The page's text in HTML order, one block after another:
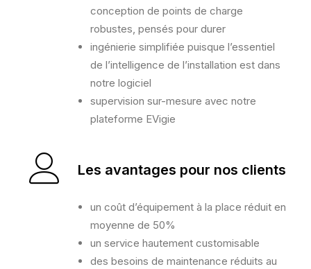
conception de points de charge
robustes, pensés pour durer
ingénierie simplifiée puisque l’essentiel
de l’intelligence de l’installation est dans
notre logiciel
supervision sur-mesure avec notre
plateforme EVigie
Les avantages pour nos clients
un coût d’équipement à la place réduit en
moyenne de 50%
un service hautement customisable
des besoins de maintenance réduits au